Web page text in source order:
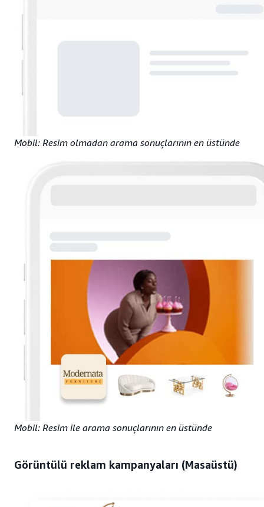
Mobil: Resim olmadan arama sonuçlarının en üstünde
Mobil: Resim ile arama sonuçlarının en üstünde
Görüntülü reklam kampanyaları (Masaüstü)